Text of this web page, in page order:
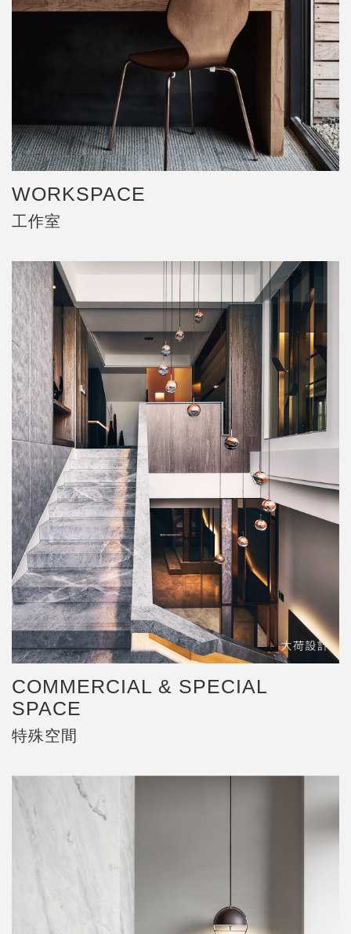
WORKSPACE
工作室
COMMERCIAL & SPECIAL
SPACE
特殊空間